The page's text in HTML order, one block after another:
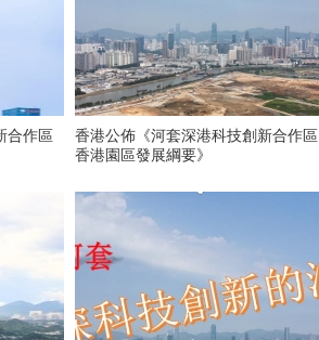
合作區
香港公佈《河套深港科技創新合作區
香港園區發展綱要》